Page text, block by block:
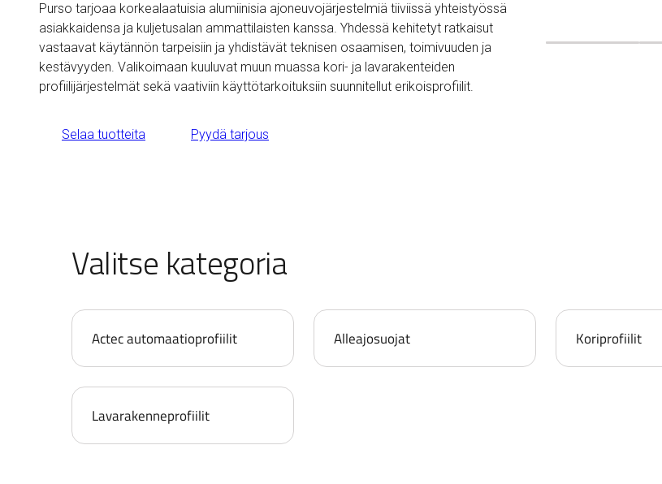
Purso tarjoaa korkealaatuisia alumiinisia ajoneuvojärjestelmiä tiiviissä yhteistyössä
asiakkaidensa ja kuljetusalan ammattilaisten kanssa. Yhdessä kehitetyt ratkaisut
vastaavat käytännön tarpeisiin ja yhdistävät teknisen osaamisen, toimivuuden ja
kestävyyden. Valikoimaan kuuluvat muun muassa kori- ja lavarakenteiden
profiilijärjestelmät sekä vaativiin käyttötarkoituksiin suunnitellut erikoisprofiilit.
Selaa tuotteita Pyydä tarjous
Valitse kategoria
Actec automaatioprofiilit Alleajosuojat Koriprofiilit
Lavarakenneprofiilit